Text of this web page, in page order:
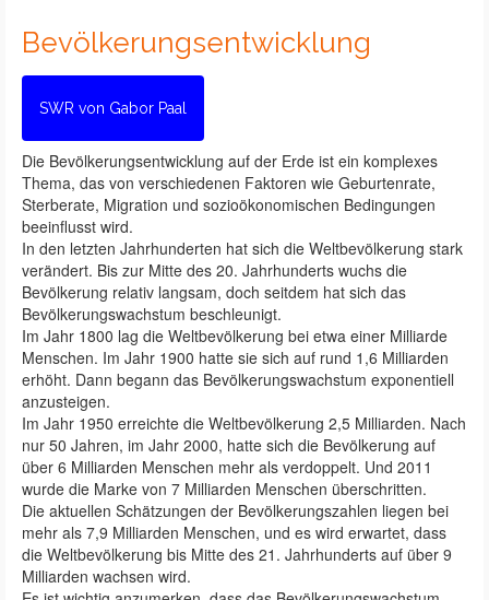
Bevölkerungsentwicklung
SWR von Gabor Paal
Die Bevölkerungsentwicklung auf der Erde ist ein komplexes
Thema, das von verschiedenen Faktoren wie Geburtenrate,
Sterberate, Migration und sozioökonomischen Bedingungen
beeinflusst wird.
In den letzten Jahrhunderten hat sich die Weltbevölkerung stark
verändert. Bis zur Mitte des 20. Jahrhunderts wuchs die
Bevölkerung relativ langsam, doch seitdem hat sich das
Bevölkerungswachstum beschleunigt.
Im Jahr 1800 lag die Weltbevölkerung bei etwa einer Milliarde
Menschen. Im Jahr 1900 hatte sie sich auf rund 1,6 Milliarden
erhöht. Dann begann das Bevölkerungswachstum exponentiell
anzusteigen.
Im Jahr 1950 erreichte die Weltbevölkerung 2,5 Milliarden. Nach
nur 50 Jahren, im Jahr 2000, hatte sich die Bevölkerung auf
über 6 Milliarden Menschen mehr als verdoppelt. Und 2011
wurde die Marke von 7 Milliarden Menschen überschritten.
Die aktuellen Schätzungen der Bevölkerungszahlen liegen bei
mehr als 7,9 Milliarden Menschen, und es wird erwartet, dass
die Weltbevölkerung bis Mitte des 21. Jahrhunderts auf über 9
Milliarden wachsen wird.